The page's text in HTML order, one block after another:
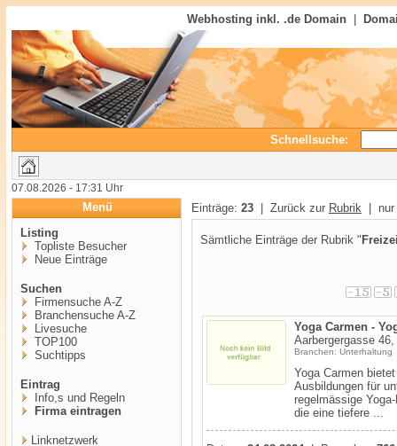
Webhosting inkl. .de Domain
Schnellsuche:
07.08.2026 - 17:31 Uhr
Menü
Listing
Topliste Besucher
Neue Einträge
Suchen
Firmensuche A-Z
Branchensuche A-Z
Livesuche
TOP100
Suchtipps
Eintrag
Info,s und Regeln
Firma eintragen
Linknetzwerk
Einträge: 23 | Zurück zur Rubrik | nur
Sämtliche Einträge der Rubrik "
Yoga Carmen -
Aarbergergasse
Branchen: Unterhaltung
Yoga Carmen
Ausbildungen für
regelmässige
die eine tiefere ...